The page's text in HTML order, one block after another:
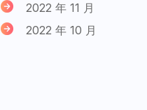
2022 年 11 月
2022 年 10 月